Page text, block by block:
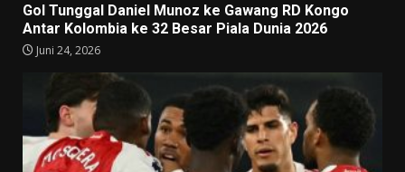
Gol Tunggal Daniel Munoz ke Gawang RD Kongo
Antar Kolombia ke 32 Besar Piala Dunia 2026
Juni 24, 2026